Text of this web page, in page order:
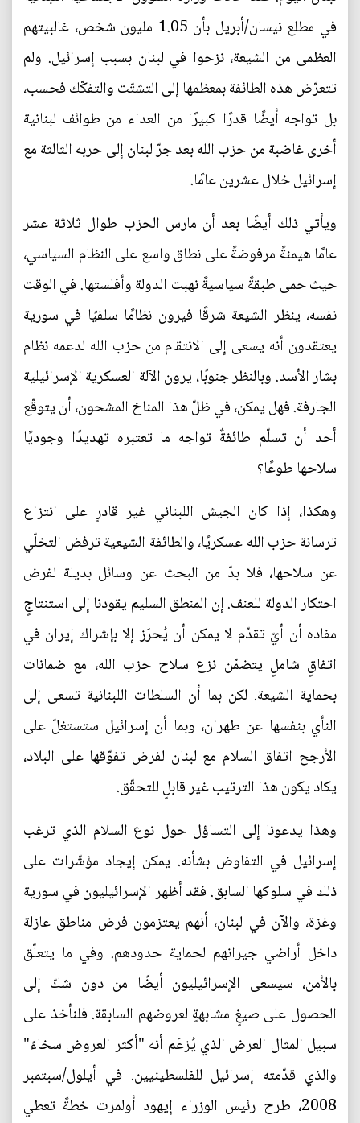
في مطلع نيسان/أبريل بأن 1.05 مليون شخص، غالبيتهم
العظمى من الشيعة، نزحوا في لبنان بسبب إسرائيل. ولم
تتعرّض هذه الطائفة بمعظمها إلى التشتّت والتفكّك فحسب،
بل تواجه أيضًا قدرًا كبيرًا من العداء من طوائف لبنانية
أخرى غاضبة من حزب الله بعد جرّ لبنان إلى حربه الثالثة مع
إسرائيل خلال عشرين عامًا.
ويأتي ذلك أيضًا بعد أن مارس الحزب طوال ثلاثة عشر
عامًا هيمنةً مرفوضةً على نطاق واسع على النظام السياسي،
حيث حمى طبقةً سياسيةً نهبت الدولة وأفلستها. في الوقت
نفسه، ينظر الشيعة شرقًا فيرون نظامًا سلفيًا في سورية
يعتقدون أنه يسعى إلى الانتقام من حزب الله لدعمه نظام
بشار الأسد. وبالنظر جنوبًا، يرون الآلة العسكرية الإسرائيلية
الجارفة. فهل يمكن، في ظلّ هذا المناخ المشحون، أن يتوقّع
أحد أن تسلّم طائفةٌ تواجه ما تعتبره تهديدًا وجوديًا
سلاحها طوعًا؟
وهكذا، إذا كان الجيش اللبناني غير قادرٍ على انتزاع
ترسانة حزب الله عسكريًا، والطائفة الشيعية ترفض التخلّي
عن سلاحها، فلا بدّ من البحث عن وسائل بديلة لفرض
احتكار الدولة للعنف. إن المنطق السليم يقودنا إلى استنتاجٍ
مفاده أن أيّ تقدّم لا يمكن أن يُحرَز إلا بإشراك إيران في
اتفاقٍ شاملٍ يتضمّن نزع سلاح حزب الله، مع ضمانات
بحماية الشيعة. لكن بما أن السلطات اللبنانية تسعى إلى
النأي بنفسها عن طهران، وبما أن إسرائيل ستستغلّ على
الأرجح اتفاق السلام مع لبنان لفرض تفوّقها على البلاد،
يكاد يكون هذا الترتيب غير قابلٍ للتحقّق.
وهذا يدعونا إلى التساؤل حول نوع السلام الذي ترغب
إسرائيل في التفاوض بشأنه. يمكن إيجاد مؤشّرات على
ذلك في سلوكها السابق. فقد أظهر الإسرائيليون في سورية
وغزة، والآن في لبنان، أنهم يعتزمون فرض مناطق عازلة
داخل أراضي جيرانهم لحماية حدودهم. وفي ما يتعلّق
بالأمن، سيسعى الإسرائيليون أيضًا من دون شكّ إلى
الحصول على صيغٍ مشابهةٍ لعروضهم السابقة. فلنأخذ على
سبيل المثال العرض الذي يُزعَم أنه "أكثر العروض سخاءً"
والذي قدّمته إسرائيل للفلسطينيين. في أيلول/سبتمبر
2008، طرح رئيس الوزراء إيهود أولمرت خطةً تعطي